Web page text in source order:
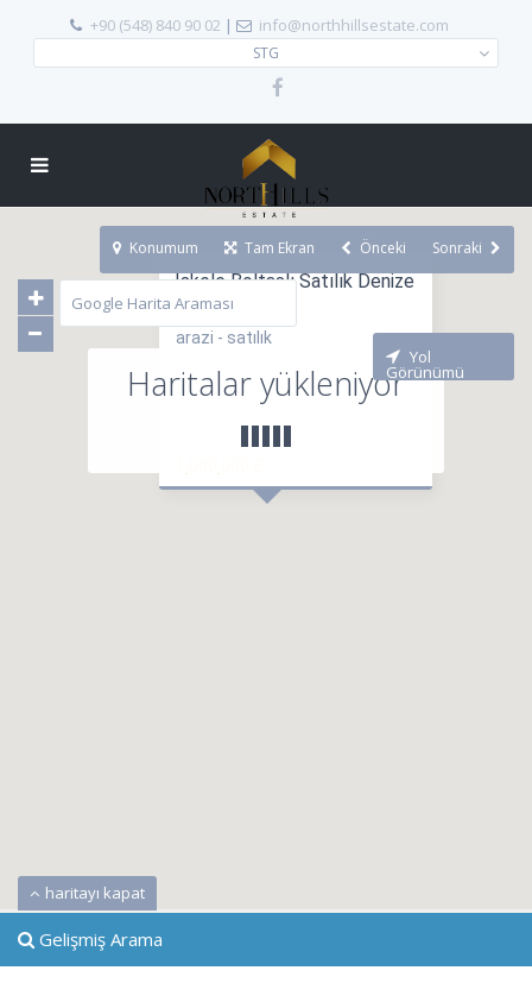
+90 (548) 840 90 02 | info@northhillsestate.com
STG
İskele Boltaşlı Satılık Denize
Sıfır Satılık ...
arazi - satılık
Haritalar yükleniyor
haritayı kapat
Konumum Tam Ekran Önceki Sonraki
Yol
Görünümü
Gelişmiş Arama